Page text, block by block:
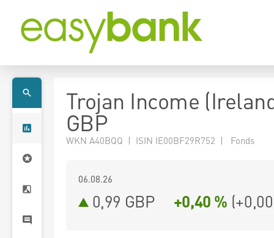
Trojan Income
GBP
WKN A40BQQ | ISIN IE00BF29R752 | Fonds
06.08.26
0,99 GBP +0,40 % (+0,00